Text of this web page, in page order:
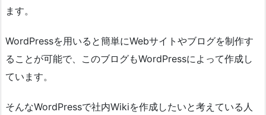
ます。
WordPressを用いると簡単にWebサイトやブログを制作す
ることが可能で、このブログもWordPressによって作成し
ています。
そんなWordPressで社内Wikiを作成したいと考えている人